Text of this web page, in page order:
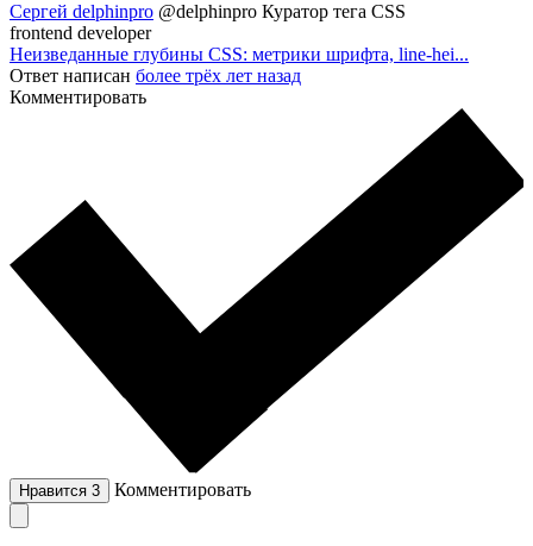
Сергей delphinpro @delphinpro Куратор тега CSS
frontend developer
Неизведанные глубины CSS: метрики шрифта, line-hei...
Ответ написан более трёх лет назад
Комментировать
Нравится 3 Комментировать